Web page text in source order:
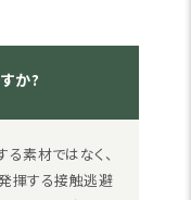
か?
素材ではなく、
揮する接触逃避